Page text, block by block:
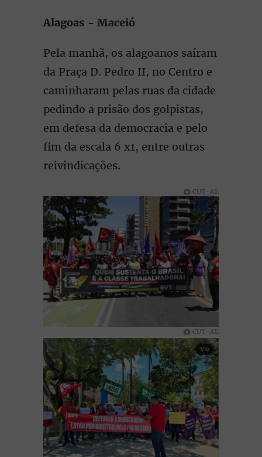
Alagoas - Maceió
Pela manhã, os alagoanos saíram
da Praça D. Pedro II, no Centro e
caminharam pelas ruas da cidade
pedindo a prisão dos golpistas,
em defesa da democracia e pelo
fim da escala 6 x1, entre outras
reivindicações.
CUT-AL
CUT-AL